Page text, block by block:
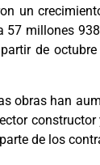
un
millones
de
obras han
de los